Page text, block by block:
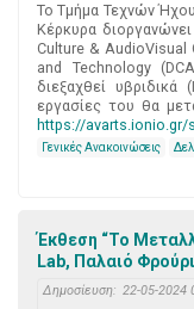
Το Τμήμα Τεχνών
Κέρκυρα
Culture & AudioVisual
and Technology
διεξαχθεί υβριδικά
εργασίες του θα
https://avarts.ionio.gr/
Γενικές Ανακοινώσεις
Έκθεση “Το
Lab, Παλαιό
Δημοσίευση: 22-05-2024